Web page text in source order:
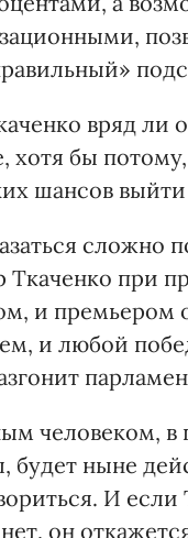
вряд
хотя бы
шансов
сложно
Ткаченко при
и премьером
и любой
человеком, в
ныне
И если
он